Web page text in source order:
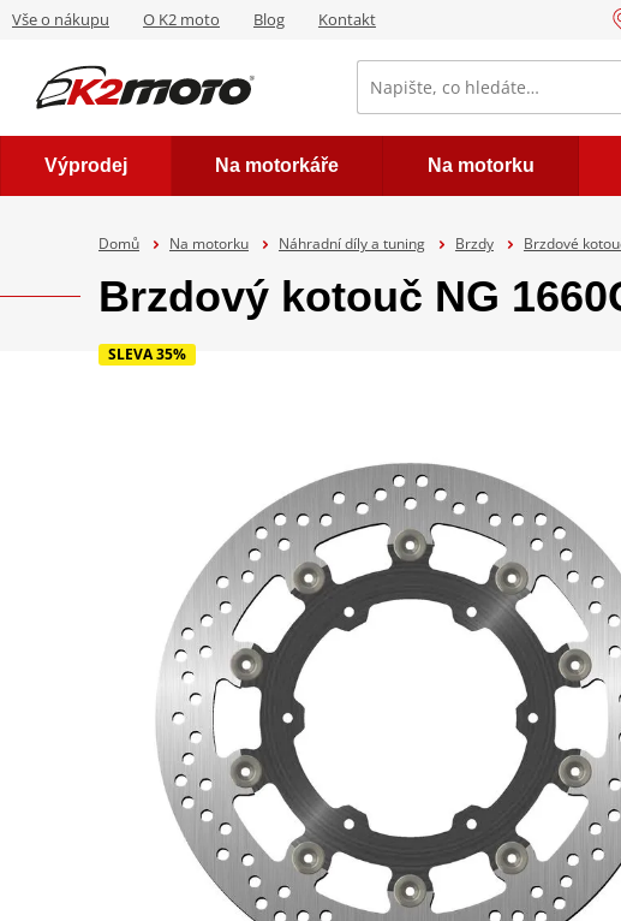
Vše o nákupu O K2 moto Blog Kontakt
Výprodej Na motorkáře Na motorku
Domů Na motorku Náhradní díly a tuning Brzdy Brzdové
Brzdový kotouč NG
SLEVA 35%